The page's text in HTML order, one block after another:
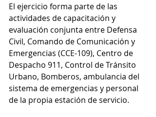
El ejercicio forma parte de las
actividades de capacitación y
evaluación conjunta entre Defensa
Civil, Comando de Comunicación y
Emergencias (CCE-109), Centro de
Despacho 911, Control de Tránsito
Urbano, Bomberos, ambulancia del
sistema de emergencias y personal
de la propia estación de servicio.